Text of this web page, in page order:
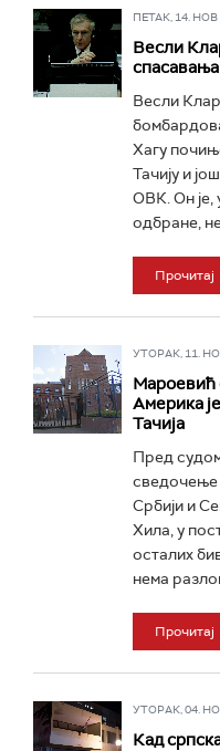
ПЕТАК, 14. НОВ
Весли
Весли
Хагу
Тачију и
ОВК. Он је,
одбране,
Прочитај
УТОРАК, 11.
Мароевић
Америка
Тачија
Пред
Србији и
Хила, у
осталих
нема
Прочитај
УТОРАК, 04.
Кад